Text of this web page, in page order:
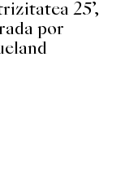
25’,
por